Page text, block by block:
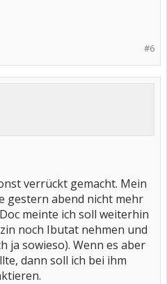
#6
verrückt gemacht. Mein
gestern abend nicht mehr
meinte ich soll weiterhin
noch Ibutat nehmen und
ja sowieso). Wenn es aber
dann soll ich bei ihm